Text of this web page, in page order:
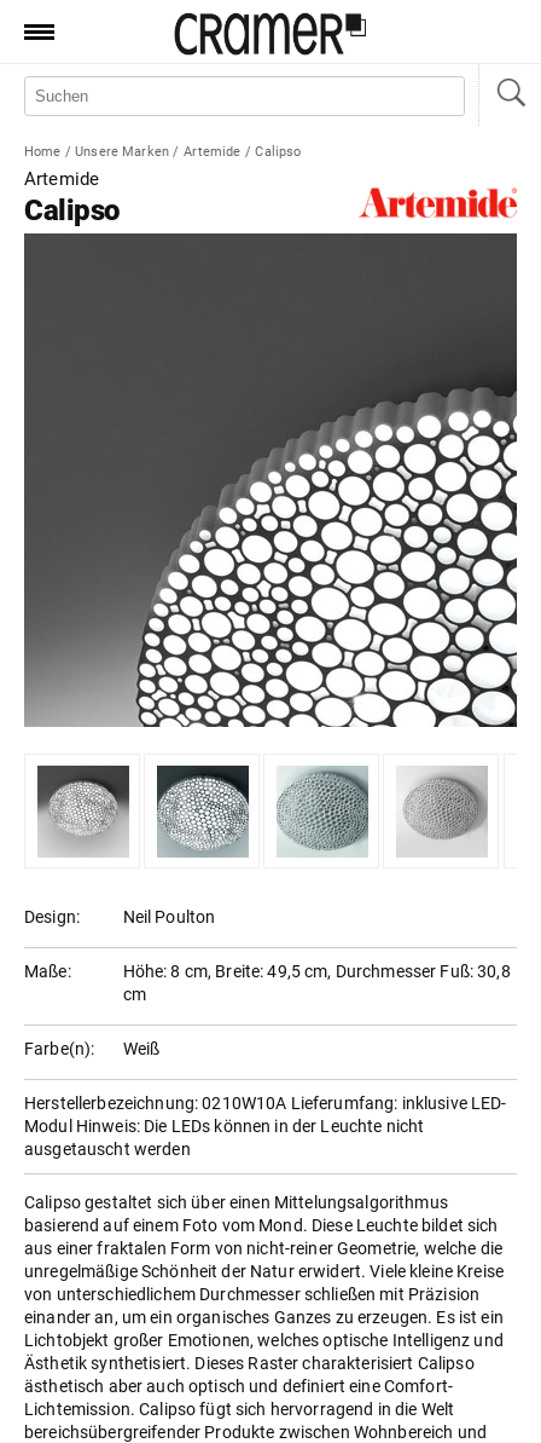
Produkte
Manufaktur
Aktionen
Home / Unsere Marken / Artemide / Calipso
Artemide
Calipso
Design: Neil Poulton
Maße:
Höhe: 8 cm, Breite: 49,5 cm, Durchmesser Fuß: 30,8
cm
Farbe(n): Weiß
Herstellerbezeichnung: 0210W10A Lieferumfang: inklusive LED-
Modul Hinweis: Die LEDs können in der Leuchte nicht
ausgetauscht werden
Calipso gestaltet sich über einen Mittelungsalgorithmus
basierend auf einem Foto vom Mond. Diese Leuchte bildet sich
aus einer fraktalen Form von nicht-reiner Geometrie, welche die
unregelmäßige Schönheit der Natur erwidert. Viele kleine Kreise
von unterschiedlichem Durchmesser schließen mit Präzision
einander an, um ein organisches Ganzes zu erzeugen. Es ist ein
Lichtobjekt großer Emotionen, welches optische Intelligenz und
Ästhetik synthetisiert. Dieses Raster charakterisiert Calipso
ästhetisch aber auch optisch und definiert eine Comfort-
Lichtemission. Calipso fügt sich hervorragend in die Welt
bereichsübergreifender Produkte zwischen Wohnbereich und